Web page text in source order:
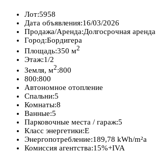
Лот:5958
Дата объявления:16/03/2026
Продажа/Аренда:Долгосрочная аренда
Город:Бордигера
Площадь:350 м2
Этаж:1/2
Земля, м2:800
800:800
Автономное отопление
Спальни:5
Комнаты:8
Ванные:5
Парковочные места / гараж:5
Класс энергетики:E
Энергопотребление:189,78 kWh/m²a
Комиссия агентства:15%+IVA